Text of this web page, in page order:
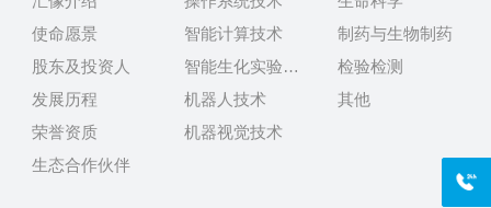
使命愿景
股东及投资人
发展历程
荣誉资质
生态合作伙伴
智能计算技术
智能生化实验技术
机器人技术
机器视觉技术
制药与生物制药
检验检测
其他